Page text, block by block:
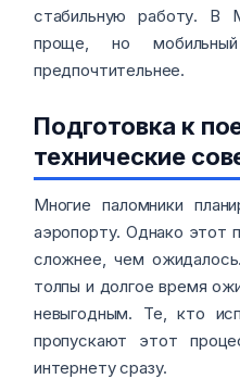
стабильную работу. В
проще, но
предпочтительнее.
Подготовка к
технические
Многие паломники
аэропорту. Однако этот
сложнее, чем
толпы и долгое время
невыгодным. Те, кто
пропускают этот
интернету сразу.